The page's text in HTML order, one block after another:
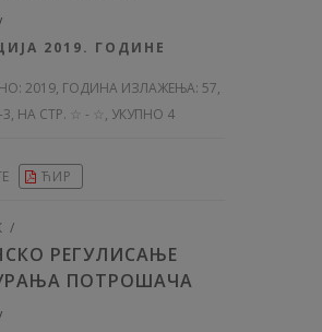
2019. ГОДИНЕ
2019, ГОДИНА ИЗЛАЖЕЊА: 57,
3, НА СТР. ☆ - ☆, УКУПНО 4
ЋИР
/
РЕГУЛИСАЊЕ
ПОТРОШАЧА